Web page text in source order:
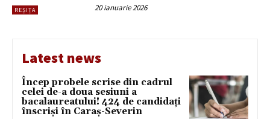
REȘIȚA 20 ianuarie 2026
Latest news
Încep probele scrise din cadrul
celei de-a doua sesiuni a
bacalaureatului! 424 de candidați
înscriși în Caraș-Severin